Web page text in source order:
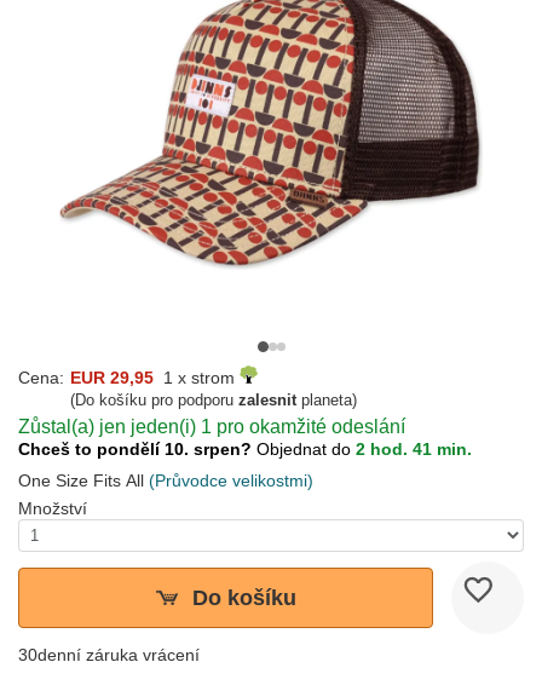
Cena: EUR 29,95 1 x strom
(Do košíku pro podporu zalesnitplaneta)
Zůstal(a) jen jeden(i) 1 pro okamžité odeslání
Chceš to pondělí 10. srpen? Objednat do 2 hod. 41 min.
One Size Fits All (Průvodce velikostmi)
Množství
Do košíku
30denní záruka vrácení